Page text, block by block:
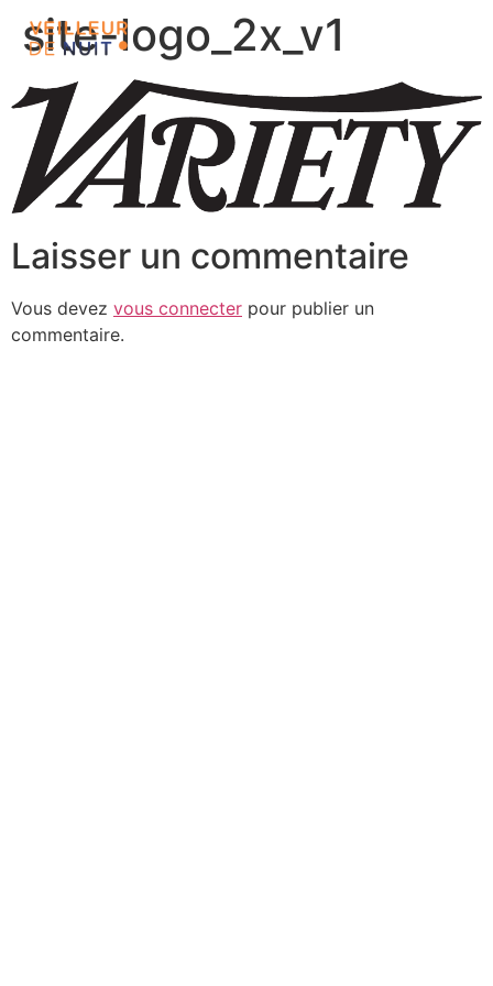
site-logo_2x_v1
Laisser un commentaire
Vous devez vous connecter pour publier un
commentaire.